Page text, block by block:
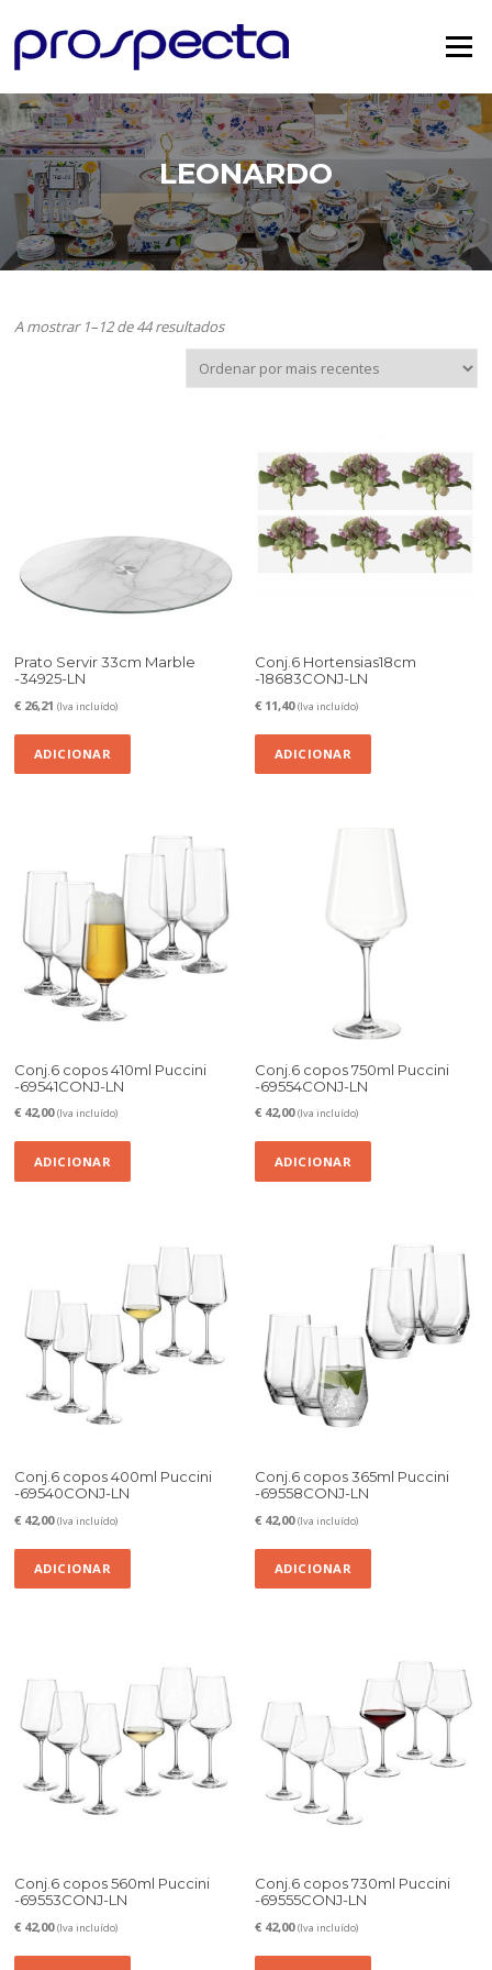
para
Menu
LEONARDO
A mostrar 1–12 de 44 resultadosOrdenado
por
mais
Prato Servir 33cm Marble
-34925-LN
€ 26,21 (Iva incluído)
ADICIONAR
Conj.6 Hortensias18cm
-18683CONJ-LN
€ 11,40 (Iva incluído)
ADICIONAR
Conj.6 copos 410ml Puccini
-69541CONJ-LN
€ 42,00 (Iva incluído)
ADICIONAR
Conj.6 copos 750ml Puccini
-69554CONJ-LN
€ 42,00 (Iva incluído)
ADICIONAR
Conj.6 copos 400ml Puccini
-69540CONJ-LN
€ 42,00 (Iva incluído)
ADICIONAR
Conj.6 copos 365ml Puccini
-69558CONJ-LN
€ 42,00 (Iva incluído)
ADICIONAR
Conj.6 copos 560ml Puccini
-69553CONJ-LN
€ 42,00 (Iva incluído)
Conj.6 copos 730ml Puccini
-69555CONJ-LN
€ 42,00 (Iva incluído)